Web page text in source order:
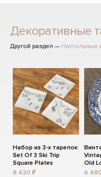
Декоративные
Другой раздел — Настольные
Набор из 3-х тарелок
Set Of 3 Ski Trip
Square Plates
8 420 ₽
Old
6